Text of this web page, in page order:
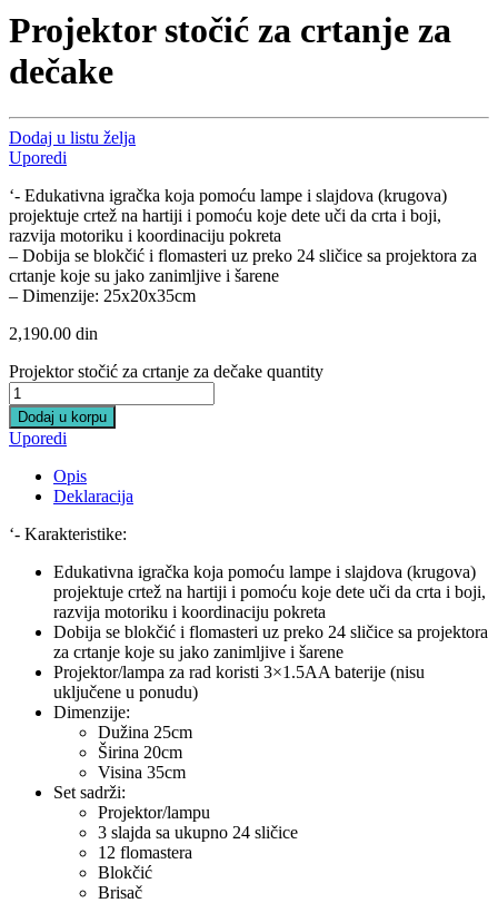
Projektor stočić za crtanje za
dečake
Dodaj u listu želja
Uporedi
‘- Edukativna igračka koja pomoću lampe i slajdova (krugova)
projektuje crtež na hartiji i pomoću koje dete uči da crta i boji,
razvija motoriku i koordinaciju pokreta
– Dobija se blokčić i flomasteri uz preko 24 sličice sa projektora za
crtanje koje su jako zanimljive i šarene
– Dimenzije: 25x20x35cm
2,190.00 din
Projektor stočić za crtanje za dečake quantity
Dodaj u korpu
Uporedi
Opis
Deklaracija
‘- Karakteristike:
Edukativna igračka koja pomoću lampe i slajdova (krugova)
projektuje crtež na hartiji i pomoću koje dete uči da crta i boji,
razvija motoriku i koordinaciju pokreta
Dobija se blokčić i flomasteri uz preko 24 sličice sa projektora
za crtanje koje su jako zanimljive i šarene
Projektor/lampa za rad koristi 3×1.5AA baterije (nisu
uključene u ponudu)
Dimenzije:
Dužina 25cm
Širina 20cm
Visina 35cm
Set sadrži:
Projektor/lampu
3 slajda sa ukupno 24 sličice
12 flomastera
Blokčić
Brisač